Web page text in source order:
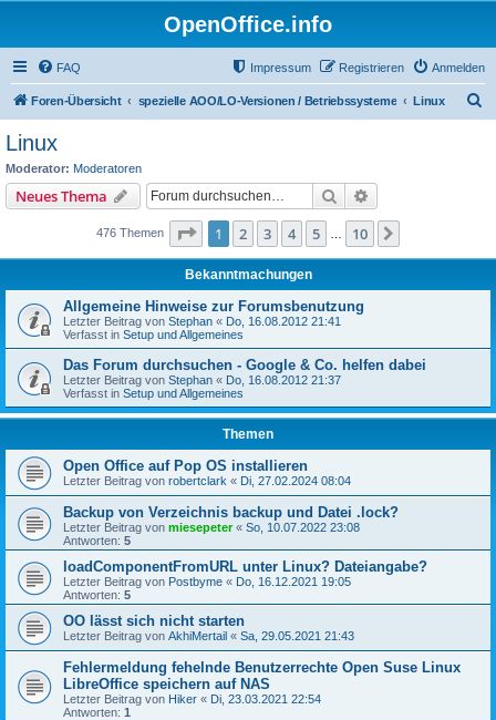
OpenOffice.info
FAQ Anmelden
Registrieren
Impressum
Foren-Übersicht spezielle AOO/LO-Versionen / Betriebssysteme Linux
Linux
Moderator: Moderatoren
Neues Thema Suche
476 Themen Seite 1von 10
1 2 3 4 5 10
Bekanntmachungen
Allgemeine Hinweise zur Forumsbenutzung
Letzter Beitrag von Stephan « Do, 16.08.2012 21:41
Verfasst in Setup und Allgemeines
Das Forum durchsuchen - Google & Co. helfen dabei
Letzter Beitrag von Stephan « Do, 16.08.2012 21:37
Verfasst in Setup und Allgemeines
Themen
Open Office auf Pop OS installieren
Letzter Beitrag von robertclark « Di, 27.02.2024 08:04
Backup von Verzeichnis backup und Datei .lock?
Letzter Beitrag von miesepeter« So, 10.07.2022 23:08
Antworten: 5
loadComponentFromURL unter Linux? Dateiangabe?
Letzter Beitrag von Postbyme « Do, 16.12.2021 19:05
Antworten: 5
OO lässt sich nicht starten
Letzter Beitrag von AkhiMertail « Sa, 29.05.2021 21:43
Fehlermeldung fehelnde Benutzerrechte Open Suse Linux
LibreOffice speichern auf NAS
Letzter Beitrag von Hiker « Di, 23.03.2021 22:54
Antworten: 1